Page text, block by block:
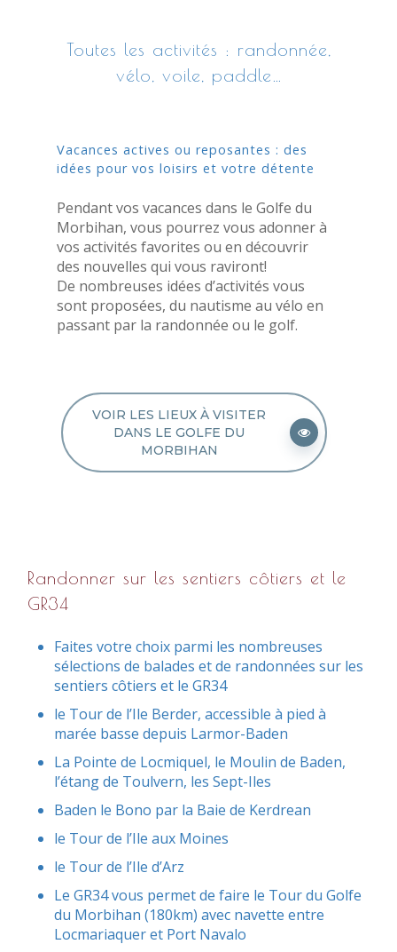
Toutes les activités : randonnée,
vélo, voile, paddle…
Vacances actives ou reposantes : des
idées pour vos loisirs et votre détente
Pendant vos vacances dans le Golfe du
Morbihan, vous pourrez vous adonner à
vos activités favorites ou en découvrir
des nouvelles qui vous raviront!
De nombreuses idées d’activités vous
sont proposées, du nautisme au vélo en
passant par la randonnée ou le golf.
VOIR LES LIEUX À VISITER
DANS LE GOLFE DU
MORBIHAN
Randonner sur les sentiers côtiers et le
GR34
Faites votre choix parmi les nombreuses
sélections de balades et de randonnées sur les
sentiers côtiers et le GR34
le Tour de l’Ile Berder, accessible à pied à
marée basse depuis Larmor-Baden
La Pointe de Locmiquel, le Moulin de Baden,
l’étang de Toulvern, les Sept-Iles
Baden le Bono par la Baie de Kerdrean
le Tour de l’Ile aux Moines
le Tour de l’Ile d’Arz
Le GR34 vous permet de faire le Tour du Golfe
du Morbihan (180km) avec navette entre
Locmariaquer et Port Navalo